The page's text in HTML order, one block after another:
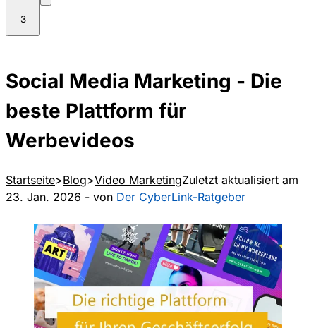
3
Social Media Marketing - Die
beste Plattform für
Werbevideos
Startseite Blog Video MarketingZuletzt aktualisiert am
23. Jan. 2026 - von Der CyberLink-Ratgeber